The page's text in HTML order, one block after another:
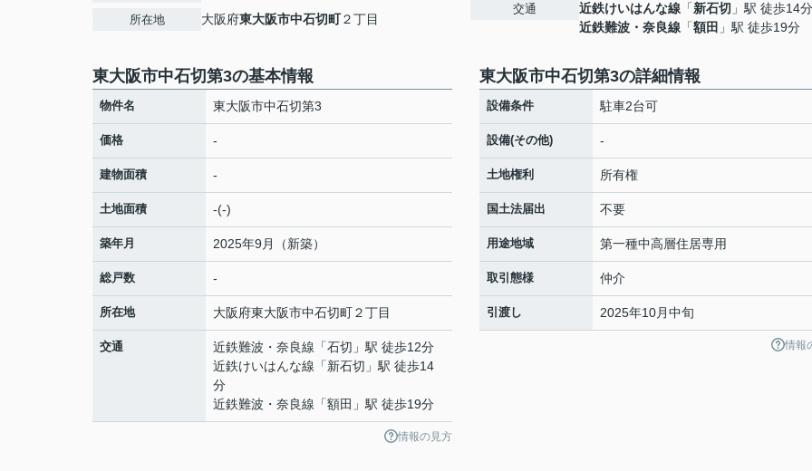
所在地 大阪府東大阪市中石切町２丁目
交通
近鉄けいはんな線 「新石切 」駅 徒歩14分
近鉄難波・奈良線 「額田 」駅 徒歩19分
東大阪市中石切第3の基本情報
物件名 東大阪市中石切第3
価格 -
建物面積 -
土地面積 -(-)
築年月 2025年9月（新築）
総戸数 -
所在地 大阪府東大阪市中石切町２丁目
交通 近鉄難波・奈良線 「石切 」駅 徒歩12分
近鉄けいはんな線 「新石切 」駅 徒歩14
分
近鉄難波・奈良線 「額田 」駅 徒歩19分
情報の見方
東大阪市中石切第3の詳細情報
設備条件 駐車2台可
設備(その他) -
土地権利 所有権
国土法届出 不要
用途地域 第一種中高層住居専用
取引態様 仲介
引渡し 2025年10月中旬
情報